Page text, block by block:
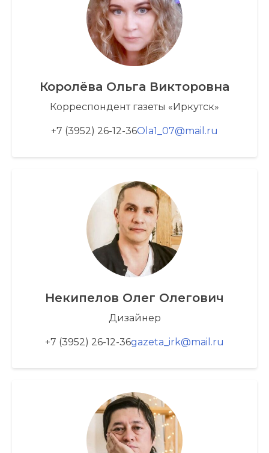
Королёва Ольга Викторовна
Корреспондент газеты «Иркутск»
+7 (3952) 26-12-36Ola1_07@mail.ru
Некипелов Олег Олегович
Дизайнер
+7 (3952) 26-12-36gazeta_irk@mail.ru